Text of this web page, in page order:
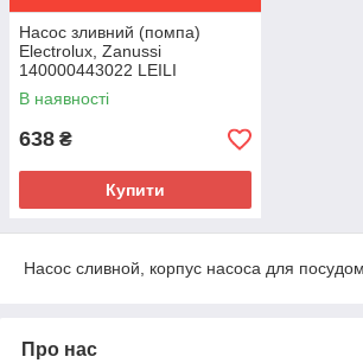
Насос зливний (помпа)
Electrolux, Zanussi
140000443022 LEILI
В наявності
638 ₴
Купити
Насос сливной, корпус насоса для
Про нас